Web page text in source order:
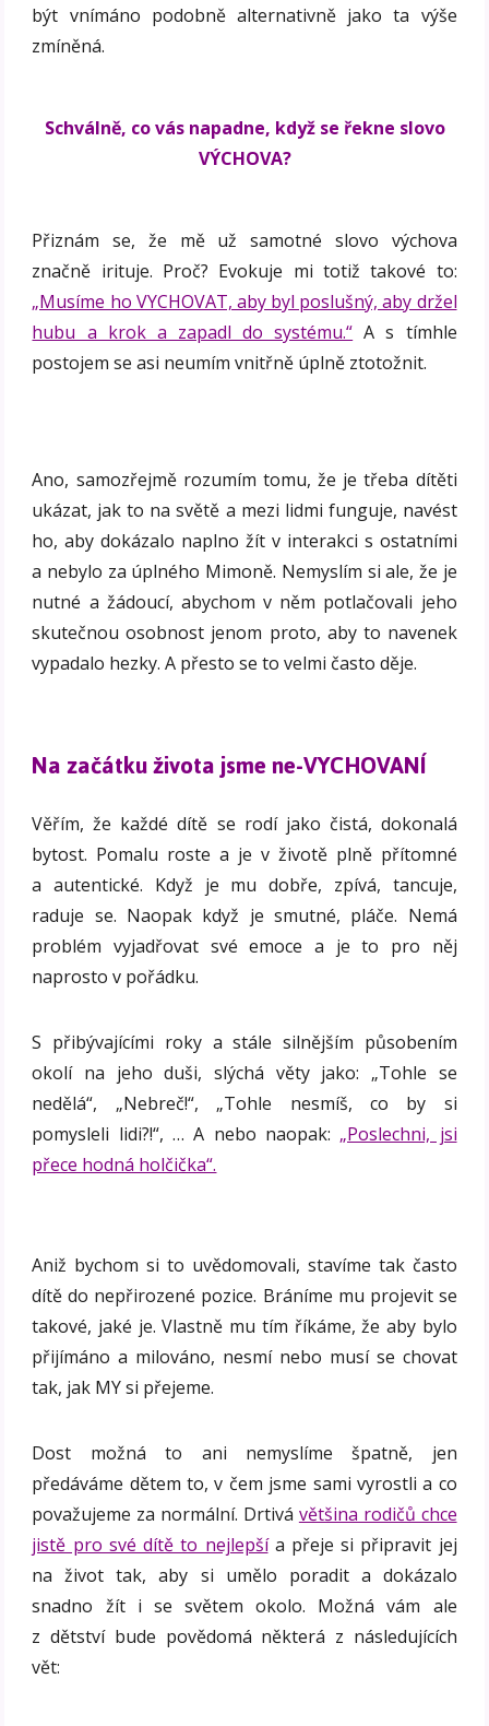
být vnímáno podobně alternativně jako ta výše
zmíněná.
Schválně, co vás napadne, když se řekne slovo
VÝCHOVA?
Přiznám se, že mě už samotné slovo výchova
značně irituje. Proč? Evokuje mi totiž takové to:
„Musíme ho VYCHOVAT, aby byl poslušný, aby držel
hubu a krok a zapadl do systému.“ A s tímhle
postojem se asi neumím vnitřně úplně ztotožnit.
Ano, samozřejmě rozumím tomu, že je třeba dítěti
ukázat, jak to na světě a mezi lidmi funguje, navést
ho, aby dokázalo naplno žít v interakci s ostatními
a nebylo za úplného Mimoně. Nemyslím si ale, že je
nutné a žádoucí, abychom v něm potlačovali jeho
skutečnou osobnost jenom proto, aby to navenek
vypadalo hezky. A přesto se to velmi často děje.
Na začátku života jsme ne-VYCHOVANÍ
Věřím, že každé dítě se rodí jako čistá, dokonalá
bytost. Pomalu roste a je v životě plně přítomné
a autentické. Když je mu dobře, zpívá, tancuje,
raduje se. Naopak když je smutné, pláče. Nemá
problém vyjadřovat své emoce a je to pro něj
naprosto v pořádku.
S přibývajícími roky a stále silnějším působením
okolí na jeho duši, slýchá věty jako: „Tohle se
nedělá“, „Nebreč!“, „Tohle nesmíš, co by si
pomysleli lidi?!“, … A nebo naopak: „Poslechni, jsi
přece hodná holčička“.
Aniž bychom si to uvědomovali, stavíme tak často
dítě do nepřirozené pozice. Bráníme mu projevit se
takové, jaké je. Vlastně mu tím říkáme, že aby bylo
přijímáno a milováno, nesmí nebo musí se chovat
tak, jak MY si přejeme.
Dost možná to ani nemyslíme špatně, jen
předáváme dětem to, v čem jsme sami vyrostli a co
považujeme za normální. Drtivá většina rodičů chce
jistě pro své dítě to nejlepšía přeje si připravit jej
na život tak, aby si umělo poradit a dokázalo
snadno žít i se světem okolo. Možná vám ale
z dětství bude povědomá některá z následujících
vět: